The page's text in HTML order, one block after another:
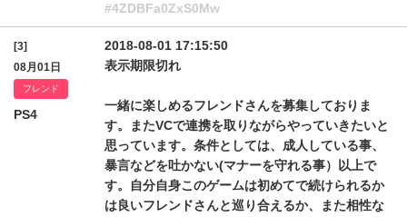
#4ZDBFa0ZxS0Mw
[3]
08月01日
フレンド
PS4
2018-08-01 17:15:50
表示期限切れ
一緒に楽しめるフレンドさんを募集しておりま
す。またVCで連携を取りながらやっていきたいと
思っています。条件としては、成人している事、
暴言などを吐かない(マナーを守れる事）以上で
す。自分自身このゲームは初めてで続けられるか
は良いフレンドさんと巡り合えるか、また相性な